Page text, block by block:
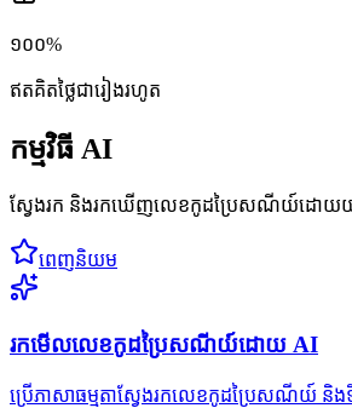
១០០%
ឥតគិតថ្លៃជារៀងរហូត
កម្មវិធី AI
ស្វែងរក និងរកឃើញលេខកូដប្រៃសណីយ៍ដោយយន្
ពេញនិយម
រកមើលលេខកូដប្រៃសណីយ៍ដោយ AI
ប្រើភាសាធម្មតាស្វែងរកលេខកូដប្រៃសណីយ៍